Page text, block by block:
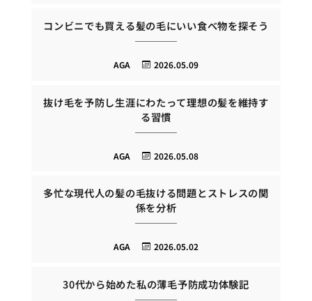
コンビニでも買える髪の毛にいい食べ物を探そう
2026.05.09
AGA
抜け毛を予防し生涯にわたって理想の髪を維持す
る習慣
2026.05.08
AGA
多忙な現代人の髪の毛抜ける問題とストレスの関
係を分析
2026.05.02
AGA
30代から始めた私の薄毛予防成功体験記